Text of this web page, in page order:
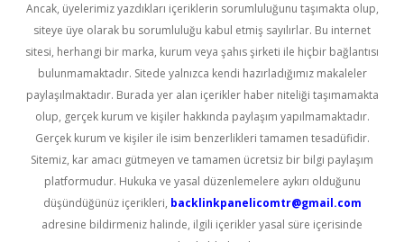
Ancak, üyelerimiz yazdıkları içeriklerin sorumluluğunu taşımakta olup,
siteye üye olarak bu sorumluluğu kabul etmiş sayılırlar. Bu internet
sitesi, herhangi bir marka, kurum veya şahıs şirketi ile hiçbir bağlantısı
bulunmamaktadır. Sitede yalnızca kendi hazırladığımız makaleler
paylaşılmaktadır. Burada yer alan içerikler haber niteliği taşımamakta
olup, gerçek kurum ve kişiler hakkında paylaşım yapılmamaktadır.
Gerçek kurum ve kişiler ile isim benzerlikleri tamamen tesadüfidir.
Sitemiz, kar amacı gütmeyen ve tamamen ücretsiz bir bilgi paylaşım
platformudur. Hukuka ve yasal düzenlemelere aykırı olduğunu
düşündüğünüz içerikleri, backlinkpanelicomtr@gmail.com
adresine bildirmeniz halinde, ilgili içerikler yasal süre içerisinde